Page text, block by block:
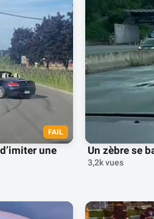
FAIL
une
Un zèbre se
3,2k vues